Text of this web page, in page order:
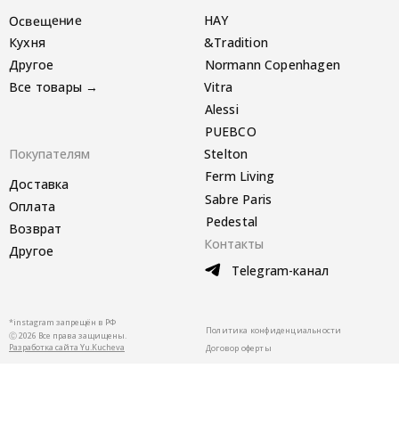
Договор оферты
Политика конфиденциальности
Все товары →
Другое
Кухня
Vitra
PUEBCO
Stelton
Другое
Возврат
Оплата
Доставка
Sabre Paris
Ferm Living
HAY
&Tradition
Normann Copenhagen
Alessi
Pedestal
Освещение
Telegram-канал
Контакты
Покупателям
Разработка сайта Yu.Kucheva
Ⓒ 2026 Все права защищены.
*instagram запрещён в РФ